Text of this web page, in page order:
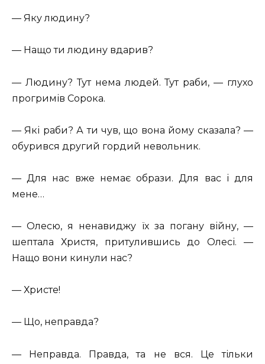
— Яку людину?
— Нащо ти людину вдарив?
— Людину? Тут нема людей. Тут раби, — глухо
прогримів Сорока.
— Які раби? А ти чув, що вона йому сказала? —
обурився другий гордий невольник.
— Для нас вже немає образи. Для вас і для
мене…
— Олесю, я ненавиджу їх за погану війну, —
шептала Христя, притулившись до Олесі. —
Нащо вони кинули нас?
— Христе!
— Що, неправда?
— Неправда. Правда, та не вся. Це тільки